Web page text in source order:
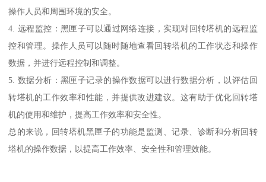
操作人员和周围环境的安全。
4. 远程监控：黑匣子可以通过网络连接，实现对回转塔机的远程监
控和管理。操作人员可以随时随地查看回转塔机的工作状态和操作
数据，并进行远程控制和调整。
5. 数据分析：黑匣子记录的操作数据可以进行数据分析，以评估回
转塔机的工作效率和性能，并提供改进建议。这有助于优化回转塔
机的使用和维护，提高工作效率和安全性。
总的来说，回转塔机黑匣子的功能是监测、记录、诊断和分析回转
塔机的操作数据，以提高工作效率、安全性和管理效能。